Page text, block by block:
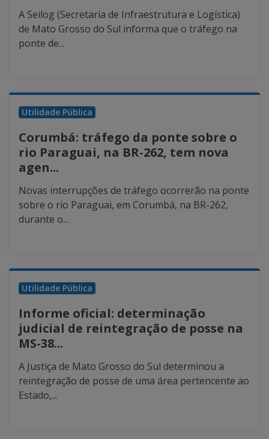
A Seilog (Secretaria de Infraestrutura e Logística)
de Mato Grosso do Sul informa que o tráfego na
ponte de...
Utilidade Pública
Corumbá: tráfego da ponte sobre o
rio Paraguai, na BR-262, tem nova
agen...
Novas interrupções de tráfego ocorrerão na ponte
sobre o rio Paraguai, em Corumbá, na BR-262,
durante o...
Utilidade Pública
Informe oficial: determinação
judicial de reintegração de posse na
MS-38...
A Justiça de Mato Grosso do Sul determinou a
reintegração de posse de uma área pertencente ao
Estado,...